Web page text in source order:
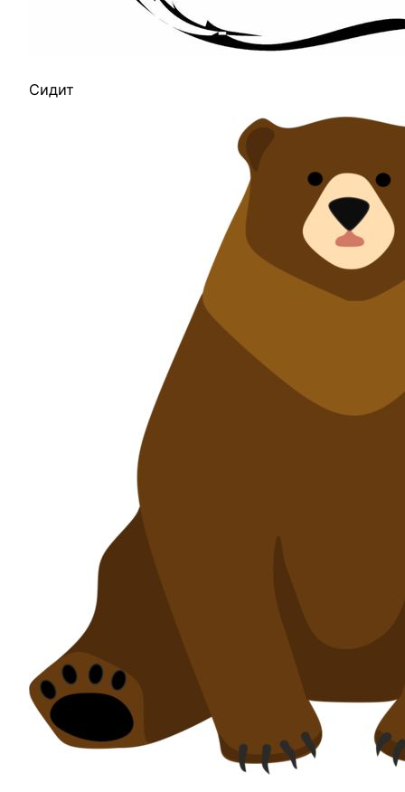
Сидит